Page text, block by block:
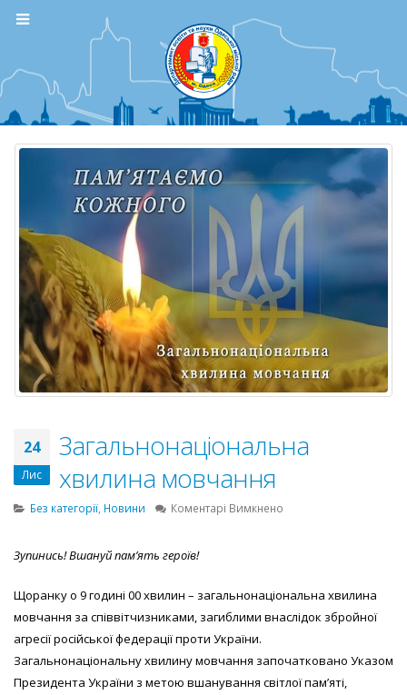
24
Лис
Загальнонаціональна
хвилина мовчання
Без категорії, Новини Коментарі Вимкнено
Зупинись! Вшануй пам’ять героїв!
Щоранку о 9 годині 00 хвилин – загальнонаціональна хвилина
мовчання за співвітчизниками, загиблими внаслідок збройної
агресії російської федерації проти України.
Загальнонаціональну хвилину мовчання започатковано Указом
Президента України з метою вшанування світлої пам’яті,